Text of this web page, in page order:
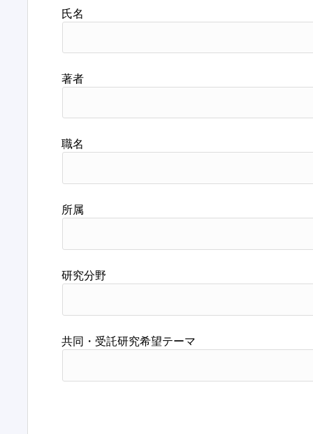
氏名
著者
職名
所属
研究分野
共同・受託研究希望テーマ